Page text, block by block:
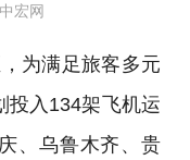
中宏网
为满足旅客多元
投入134架飞机运
、乌鲁木齐、贵